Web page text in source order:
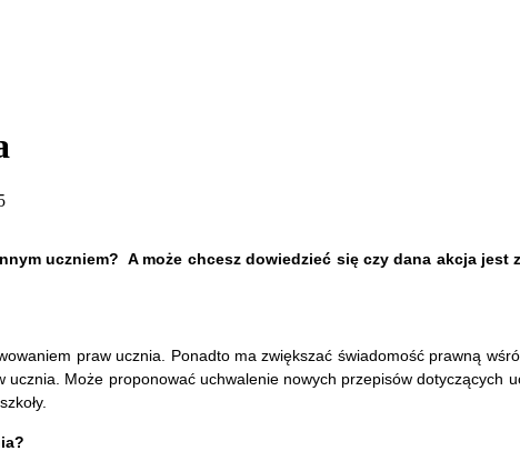
uczniem? A może chcesz dowiedzieć się czy dana akcja
praw ucznia. Ponadto ma zwiększać świadomość prawną
Może proponować uchwalenie nowych przepisów dotyczących